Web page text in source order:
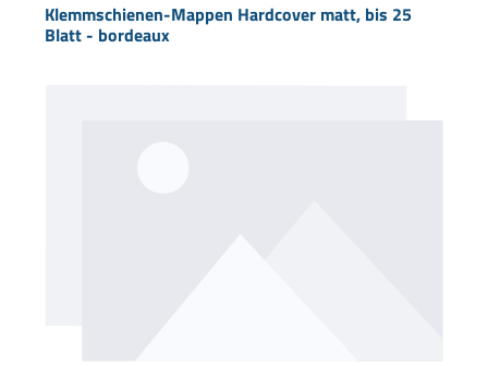
Klemmschienen-Mappen Hardcover matt, bis 25
Blatt - bordeaux